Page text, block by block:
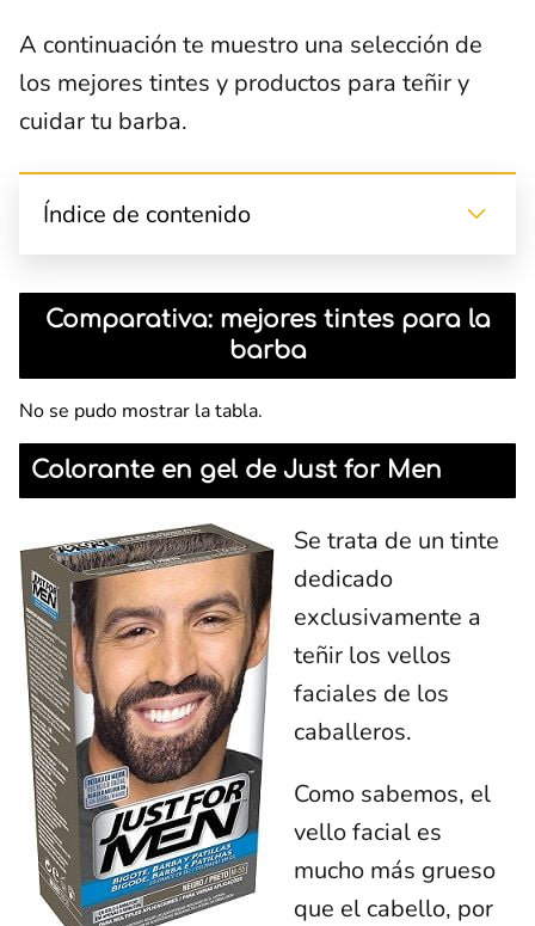
A continuación te muestro una selección de
los mejores tintes y productos para teñir y
cuidar tu barba.
Índice de contenido
Comparativa: mejores tintes para la
barba
No se pudo mostrar la tabla.
Colorante en gel de Just for Men
Se trata de un tinte
dedicado
exclusivamente a
teñir los vellos
faciales de los
caballeros.
Como sabemos, el
vello facial es
mucho más grueso
que el cabello, por